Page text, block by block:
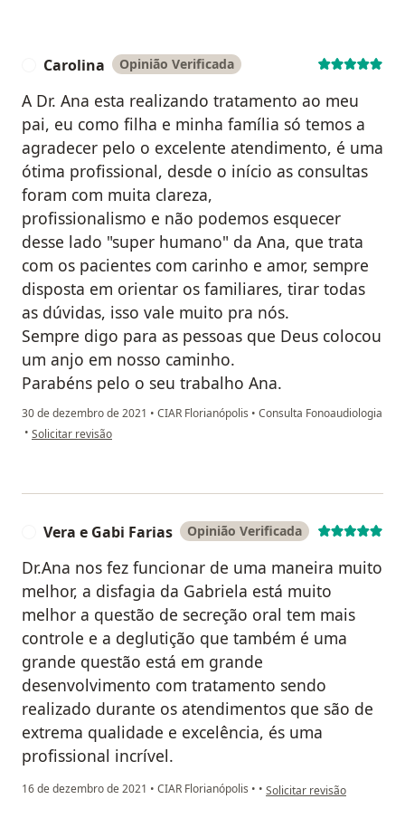
Carolina Opinião Verificada
A Dr. Ana esta realizando tratamento ao meu
pai, eu como filha e minha família só temos a
agradecer pelo o excelente atendimento, é uma
ótima profissional, desde o início as consultas
foram com muita clareza,
profissionalismo e não podemos esquecer
desse lado "super humano" da Ana, que trata
com os pacientes com carinho e amor, sempre
disposta em orientar os familiares, tirar todas
as dúvidas, isso vale muito pra nós.
Sempre digo para as pessoas que Deus colocou
um anjo em nosso caminho.
Parabéns pelo o seu trabalho Ana.
30 de dezembro de 2021 • CIAR Florianópolis • Consulta Fonoaudiologia
• na opinião do utilizador Carolina
Solicitar revisão
Vera e Gabi Farias Opinião Verificada
Dr.Ana nos fez funcionar de uma maneira muito
melhor, a disfagia da Gabriela está muito
melhor a questão de secreção oral tem mais
controle e a deglutição que também é uma
grande questão está em grande
desenvolvimento com tratamento sendo
realizado durante os atendimentos que são de
extrema qualidade e excelência, és uma
profissional incrível.
16 de dezembro de 2021 • CIAR Florianópolis • • na opinião do utilizador
Solicitar revisão